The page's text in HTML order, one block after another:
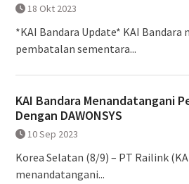
18 Okt 2023
*KAI Bandara Update* KAI
pembatalan sementara...
KAI Bandara Menandatangani
Dengan DAWONSYS
10 Sep 2023
Korea Selatan (8/9) – PT Railink
menandatangani...